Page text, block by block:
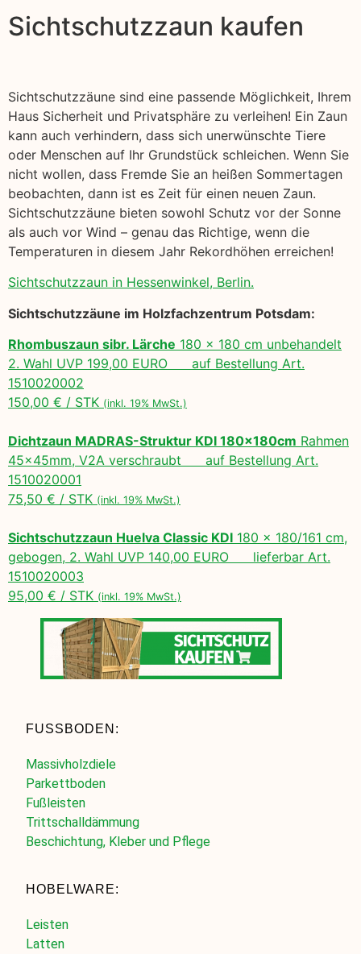
Sichtschutzzaun kaufen
Sichtschutzzäune sind eine passende Möglichkeit, Ihrem
Haus Sicherheit und Privatsphäre zu verleihen! Ein Zaun
kann auch verhindern, dass sich unerwünschte Tiere
oder Menschen auf Ihr Grundstück schleichen. Wenn Sie
nicht wollen, dass Fremde Sie an heißen Sommertagen
beobachten, dann ist es Zeit für einen neuen Zaun.
Sichtschutzzäune bieten sowohl Schutz vor der Sonne
als auch vor Wind – genau das Richtige, wenn die
Temperaturen in diesem Jahr Rekordhöhen erreichen!
Sichtschutzzaun in Hessenwinkel, Berlin.
Sichtschutzzäune im Holzfachzentrum Potsdam:
Rhombuszaun sibr. Lärche 180 x 180 cm unbehandelt
2. Wahl UVP 199,00 EURO auf Bestellung Art.
1510020002
150,00 € / STK (inkl. 19% MwSt.)
Dichtzaun MADRAS-Struktur KDI 180x180cm Rahmen
45x45mm, V2A verschraubt auf Bestellung Art.
1510020001
75,50 € / STK (inkl. 19% MwSt.)
Sichtschutzzaun Huelva Classic KDI 180 x 180/161 cm,
gebogen, 2. Wahl UVP 140,00 EURO lieferbar Art.
1510020003
95,00 € / STK (inkl. 19% MwSt.)
FUSSBODEN:
Massivholzdiele
Parkettboden
Fußleisten
Trittschalldämmung
Beschichtung, Kleber und Pflege
HOBELWARE:
Leisten
Latten